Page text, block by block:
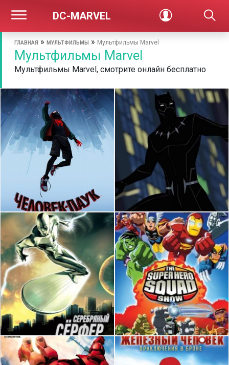
DC-MARVEL
ГЛАВНАЯ » МУЛЬТФИЛЬМЫ » Мультфильмы Marvel
Мультфильмы Marvel
Мультфильмы Marvel, смотрите онлайн бесплатно